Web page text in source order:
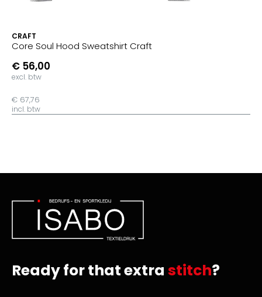
CRAFT
Core Soul Hood Sweatshirt Craft
€ 56,00
excl. btw
€ 67,76
incl. btw
Ready for that extra stitch?